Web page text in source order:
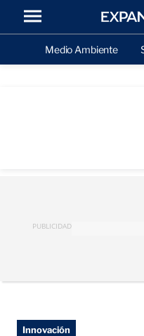
Medio Ambiente
PUBLICIDAD
Innovación